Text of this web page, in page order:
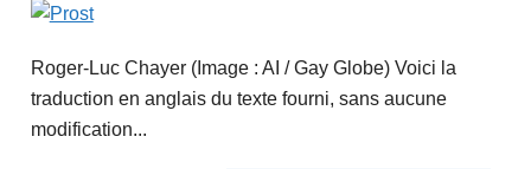
Roger-Luc Chayer (Image : AI / Gay Globe) Voici la
traduction en anglais du texte fourni, sans aucune
modification...